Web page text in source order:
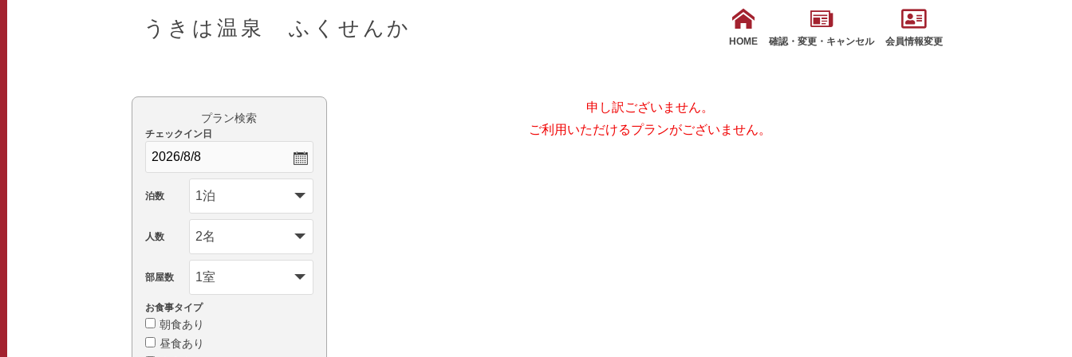
うきは温泉 ふくせんか
HOME 確認・変更・キャンセル 会員情報変更
申し訳ございません。
ご利用いただけるプランがございません。
プラン検索
チェックイン日
泊数
人数
部屋数
お食事タイプ
朝食あり
昼食あり